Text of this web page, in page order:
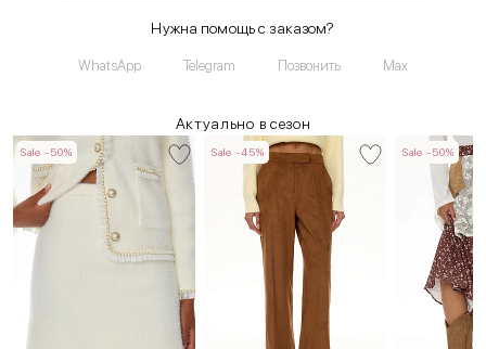
Нужна помощь с заказом?
WhatsApp Telegram Позвонить Max
Актуально в сезон
Sale -50% Sale -45% Sale -50%